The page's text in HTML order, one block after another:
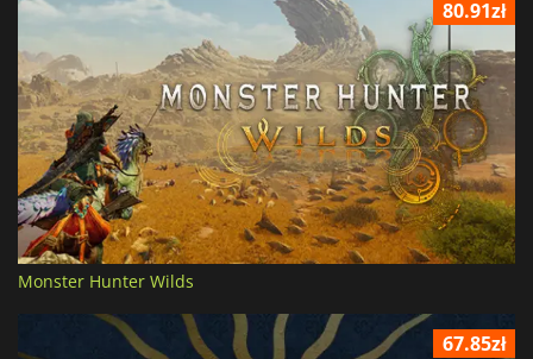
80.91zł
Monster Hunter Wilds
67.85zł